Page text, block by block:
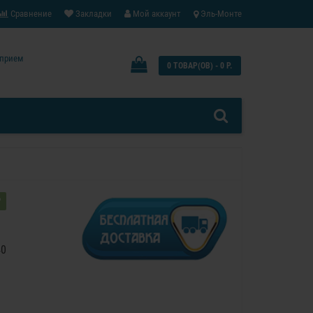
Эль-Монте
Мой аккаунт
Закладки
Сравнение
0 ТОВАР(ОВ) - 0 Р.